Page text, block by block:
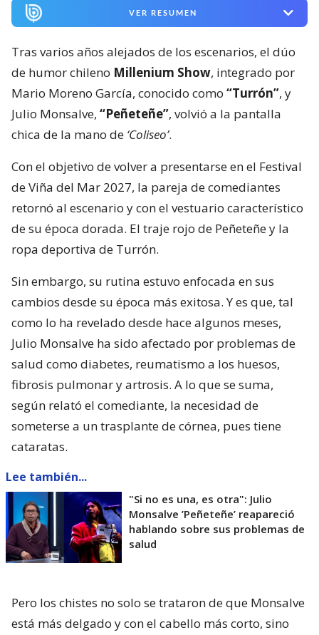
VER RESUMEN
Tras varios años alejados de los escenarios, el dúo
de humor chileno Millenium Show, integrado por
Mario Moreno García, conocido como “Turrón”, y
Julio Monsalve, “Peñeteñe”, volvió a la pantalla
chica de la mano de ‘Coliseo’.
Con el objetivo de volver a presentarse en el Festival
de Viña del Mar 2027, la pareja de comediantes
retornó al escenario y con el vestuario característico
de su época dorada. El traje rojo de Peñeteñe y la
ropa deportiva de Turrón.
Sin embargo, su rutina estuvo enfocada en sus
cambios desde su época más exitosa. Y es que, tal
como lo ha revelado desde hace algunos meses,
Julio Monsalve ha sido afectado por problemas de
salud como diabetes, reumatismo a los huesos,
fibrosis pulmonar y artrosis. A lo que se suma,
según relató el comediante, la necesidad de
someterse a un trasplante de córnea, pues tiene
cataratas.
Lee también...
"Si no es una, es otra": Julio
Monsalve ’Peñeteñe’ reapareció
hablando sobre sus problemas de
salud
Pero los chistes no solo se trataron de que Monsalve
está más delgado y con el cabello más corto, sino